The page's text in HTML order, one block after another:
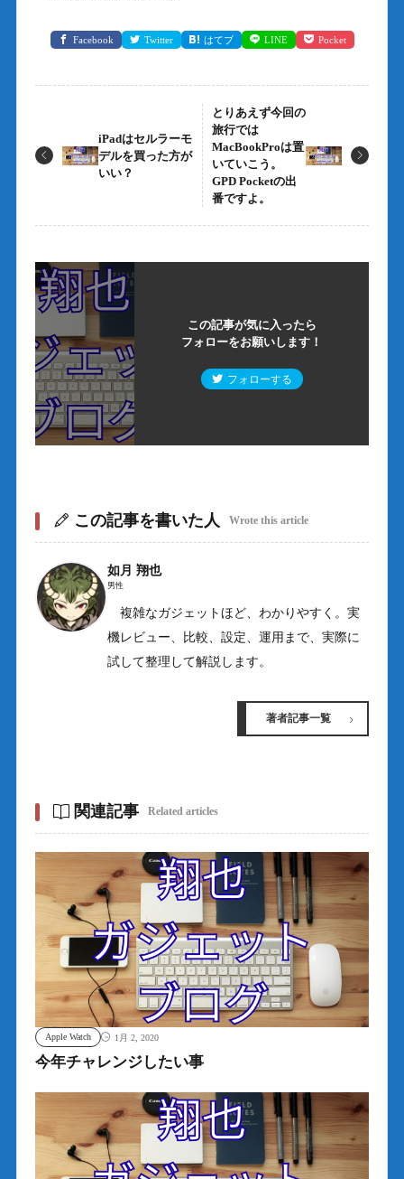
Facebook Twitter はてブ LINE Pocket
iPadはセルラーモ
デルを買った方が
いい？
とりあえず今回の
旅行では
MacBookProは置
いていこう。
GPD Pocketの出
番ですよ。
この記事が気に入ったら
フォローをお願いします！
フォローする
この記事を書いた人 Wrote this article
如月 翔也
男性
複雑なガジェットほど、わかりやすく。実
機レビュー、比較、設定、運用まで、実際に
試して整理して解説します。
著者記事一覧
関連記事 Related articles
Apple Watch 1月 2, 2020
今年チャレンジしたい事